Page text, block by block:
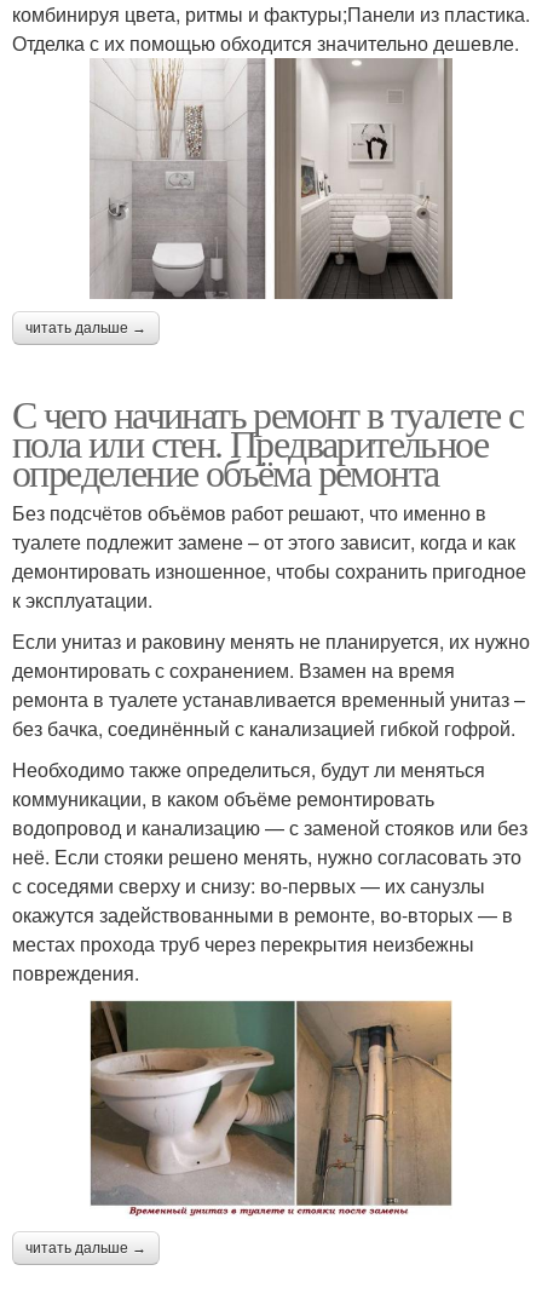
комбинируя цвета, ритмы и фактуры;Панели из пластика.
Отделка с их помощью обходится значительно дешевле.
читать дальше →
С чего начинать ремонт в туалете с
пола или стен. Предварительное
определение объёма ремонта
Без подсчётов объёмов работ решают, что именно в
туалете подлежит замене – от этого зависит, когда и как
демонтировать изношенное, чтобы сохранить пригодное
к эксплуатации.
Если унитаз и раковину менять не планируется, их нужно
демонтировать с сохранением. Взамен на время
ремонта в туалете устанавливается временный унитаз –
без бачка, соединённый с канализацией гибкой гофрой.
Необходимо также определиться, будут ли меняться
коммуникации, в каком объёме ремонтировать
водопровод и канализацию — с заменой стояков или без
неё. Если стояки решено менять, нужно согласовать это
с соседями сверху и снизу: во-первых — их санузлы
окажутся задействованными в ремонте, во-вторых — в
местах прохода труб через перекрытия неизбежны
повреждения.
читать дальше →